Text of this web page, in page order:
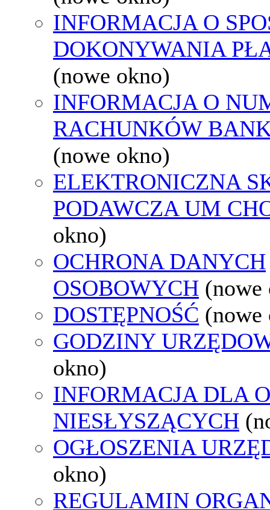
INFORMACJA O
DOKONYWANIA
(nowe okno)
INFORMACJA O
RACHUNKÓW
(nowe okno)
ELEKTRONICZNA
PODAWCZA UM
okno)
OCHRONA DANYCH
OSOBOWYCH (nowe
DOSTĘPNOŚĆ (nowe
GODZINY
okno)
INFORMACJA DLA
NIESŁYSZĄCYCH
OGŁOSZENIA
okno)
REGULAMIN